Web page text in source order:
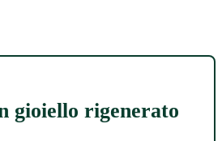
gioiello rigenerato